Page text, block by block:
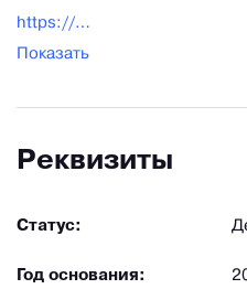
https://mgmed.ru/
Показать
Реквизиты
Статус:
Год основания: